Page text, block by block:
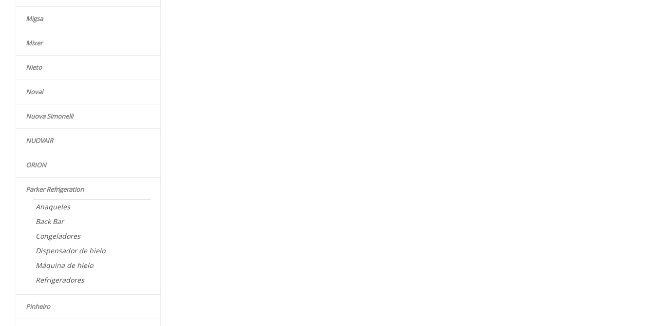
Migsa
Mixer
Nieto
Noval
Nuova Simonelli
NUOVAIR
ORION
Parker Refrigeration
Anaqueles
Back Bar
Congeladores
Dispensador de hielo
Máquina de hielo
Refrigeradores
Pinheiro